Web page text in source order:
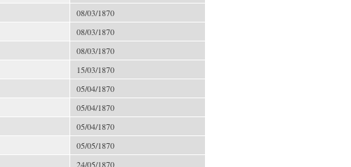
08/03/1870
08/03/1870
08/03/1870
15/03/1870
05/04/1870
05/04/1870
05/04/1870
05/05/1870
24/05/1870